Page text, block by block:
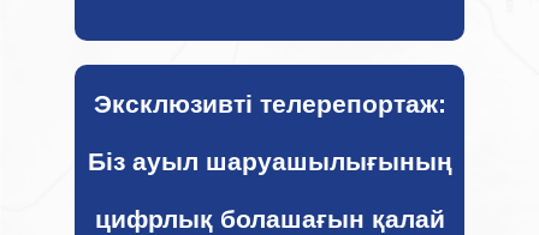
Эксклюзивті телерепортаж:
Біз ауыл шаруашылығының
цифрлық болашағын қалай
Бізге жазыңыз